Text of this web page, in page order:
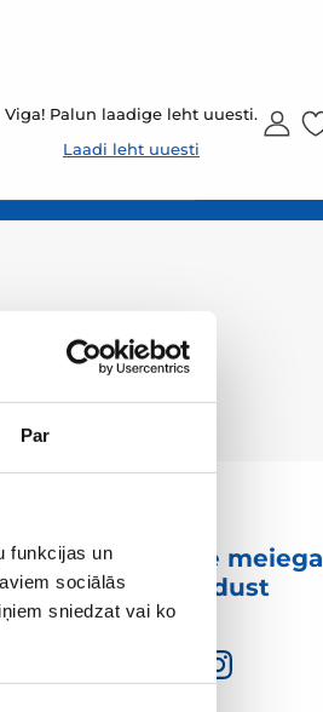
Par
funkcijas un
sociālās
sniedzat vai ko
Viga! Palun laadige leht uuesti.
Laadi leht uuesti
Võtke meiega
ühendust